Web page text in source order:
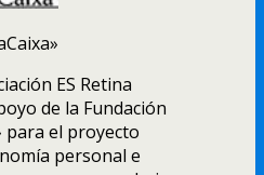
ES Retina
de la Fundación
para el proyecto
personal e